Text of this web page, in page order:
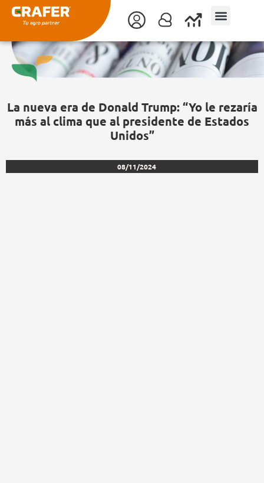
contenido
La nueva era de Donald Trump: “Yo le rezaría
más al clima que al presidente de Estados
Unidos”
08/11/2024